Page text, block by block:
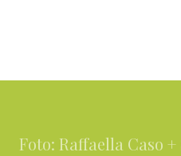
Foto: Raffaella Caso